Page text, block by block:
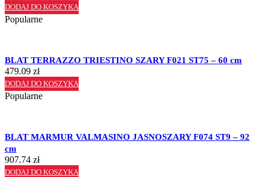
DODAJ DO KOSZYKA
Popularne
BLAT TERRAZZO TRIESTINO SZARY F021 ST75 – 60 cm
479.09 zł
DODAJ DO KOSZYKA
Popularne
BLAT MARMUR VALMASINO JASNOSZARY F074 ST9 – 92
cm
907.74 zł
DODAJ DO KOSZYKA